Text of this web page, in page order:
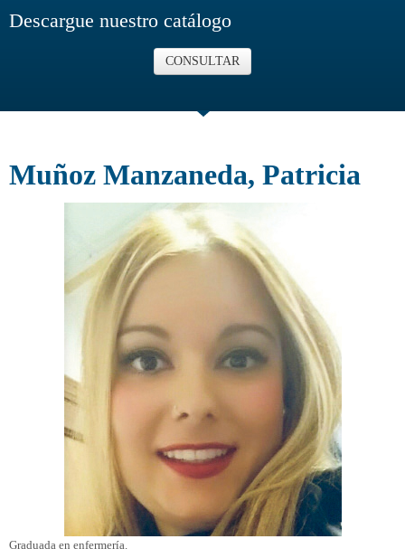
Descargue nuestro catálogo
CONSULTAR
Muñoz Manzaneda, Patricia
Graduada en enfermería.